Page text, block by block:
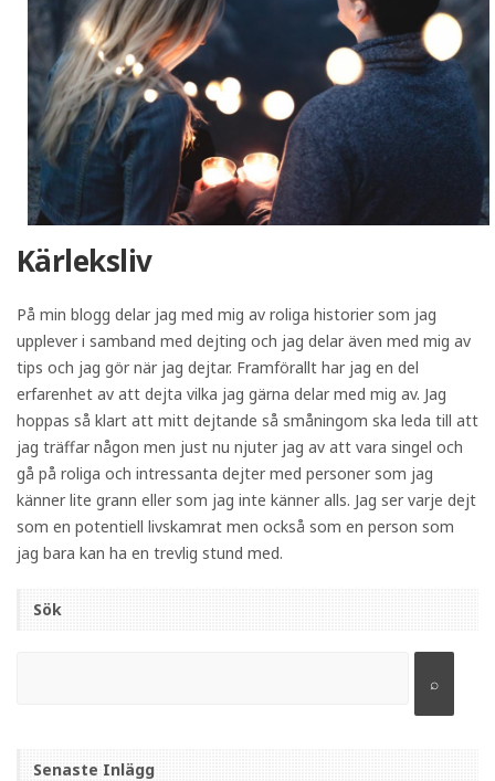
Kärleksliv
På min blogg delar jag med mig av roliga historier som jag
upplever i samband med dejting och jag delar även med mig av
tips och jag gör när jag dejtar. Framförallt har jag en del
erfarenhet av att dejta vilka jag gärna delar med mig av. Jag
hoppas så klart att mitt dejtande så småningom ska leda till att
jag träffar någon men just nu njuter jag av att vara singel och
gå på roliga och intressanta dejter med personer som jag
känner lite grann eller som jag inte känner alls. Jag ser varje dejt
som en potentiell livskamrat men också som en person som
jag bara kan ha en trevlig stund med.
Sök
Senaste Inlägg